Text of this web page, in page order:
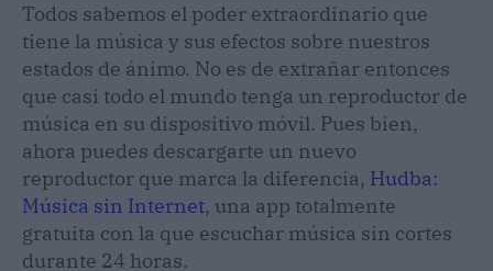
Todos sabemos el poder extraordinario que
tiene la música y sus efectos sobre nuestros
estados de ánimo. No es de extrañar entonces
que casi todo el mundo tenga un reproductor de
música en su dispositivo móvil. Pues bien,
ahora puedes descargarte un nuevo
reproductor que marca la diferencia, Hudba:
Música sin Internet, una app totalmente
gratuita con la que escuchar música sin cortes
durante 24 horas.